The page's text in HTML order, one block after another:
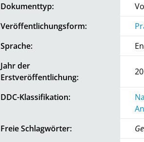
Dokumenttyp:
Veröffentlichungsform:
Sprache:
Jahr der
Erstveröffentlichung:
DDC-Klassifikation:
Freie Schlagwörter: